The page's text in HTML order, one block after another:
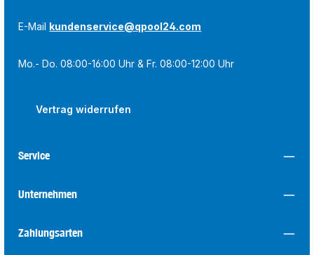
E-Mail kundenservice@qpool24.com
Mo.- Do. 08:00-16:00 Uhr & Fr. 08:00-12:00 Uhr
Vertrag widerrufen
Service
Unternehmen
Zahlungsarten